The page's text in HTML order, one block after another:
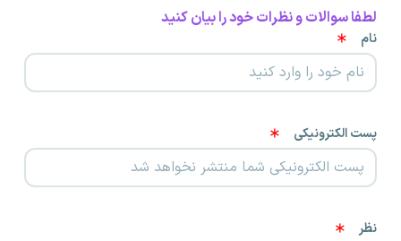
لطفا سوالات و نظرات خود را بیان کنید
نام
پست الکترونیکی
نظر